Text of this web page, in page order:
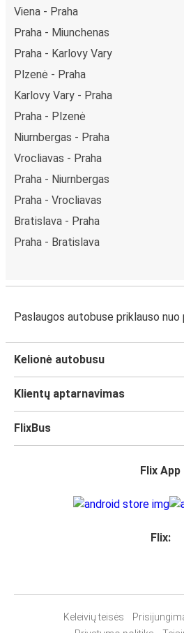
Viena - Praha
Praha - Miunchenas
Praha - Karlovy Vary
Plzenė - Praha
Karlovy Vary - Praha
Praha - Plzenė
Niurnbergas - Praha
Vrocliavas - Praha
Praha - Niurnbergas
Praha - Vrocliavas
Bratislava - Praha
Praha - Bratislava
Paslaugos autobuse priklauso nuo
Kelionė autobusu
Klientų aptarnavimas
FlixBus
Flix App
Flix:
Keleivių teisės